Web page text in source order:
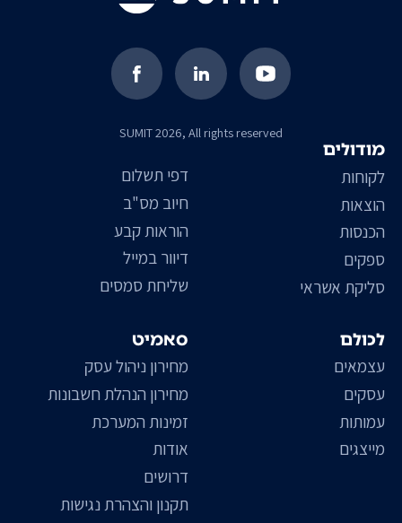
SUMIT 2026, All rights reserved
סאמיט
מחירון ניהול עסק
מחירון הנהלת חשבונות
זמינות המערכת
אודות
דרושים
תקנון והצהרת נגישות
דפי תשלום
חיוב מס"ב
הוראות קבע
דיוור במייל
שליחת סמסים
מודולים
לקוחות
הוצאות
הכנסות
ספקים
סליקת אשראי
לכולם
עצמאים
עסקים
עמותות
מייצגים